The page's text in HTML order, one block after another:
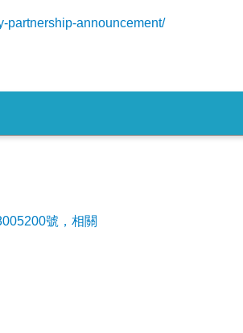
partnership-announcement/
號，相關